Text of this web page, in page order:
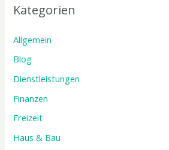
Kategorien
Allgemein
Blog
Dienstleistungen
Finanzen
Freizeit
Haus & Bau